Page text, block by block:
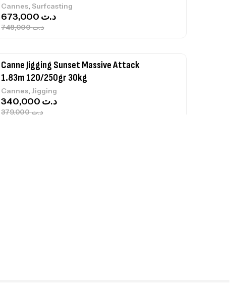
Cannes, Surfcasting
د.ت748,000
د.ت
Canne Jigging Sunset Massive Attack
1.83m 120/250gr 30kg
Cannes,Jigging
د.ت379,000
د.ت